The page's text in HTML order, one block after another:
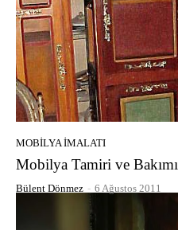
MOBILYA İMALATI
Mobilya Tamiri ve Bakımı
Bülent Dönmez - 6 Ağustos 2011